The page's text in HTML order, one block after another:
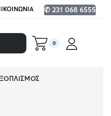
✆ 231 068 6555
0